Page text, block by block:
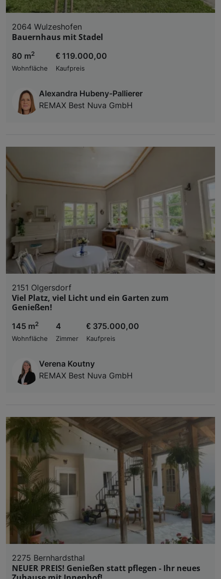
2064 Wulzeshofen
Bauernhaus mit Stadel
80 m2
Wohnfläche
€ 119.000,00
Kaufpreis
Alexandra Hubeny-Pallierer
REMAX Best Nuva GmbH
2151 Olgersdorf
Viel Platz, viel Licht und ein Garten zum
Genießen!
145 m2
Wohnfläche
4
Zimmer
€ 375.000,00
Kaufpreis
Verena Koutny
REMAX Best Nuva GmbH
2275 Bernhardsthal
NEUER PREIS! Genießen statt pflegen - Ihr neues